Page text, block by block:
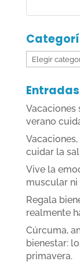
Categorías
Vacaciones
verano
cuidar la
Vive la
muscular
Regala
realmente
Cúrcuma,
bienestar:
primavera.